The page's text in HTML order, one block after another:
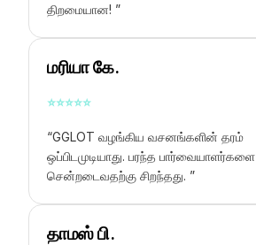
திறமையான! ”
மரியா கே.
⭐⭐⭐⭐⭐
“GGLOT வழங்கிய வசனங்களின் தரம்
ஒப்பிடமுடியாது. பரந்த பார்வையாளர்களை
சென்றடைவதற்கு சிறந்தது. ”
தாமஸ் பி.